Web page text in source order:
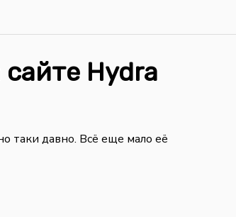
Hydra
таки давно. Всё еще мало её